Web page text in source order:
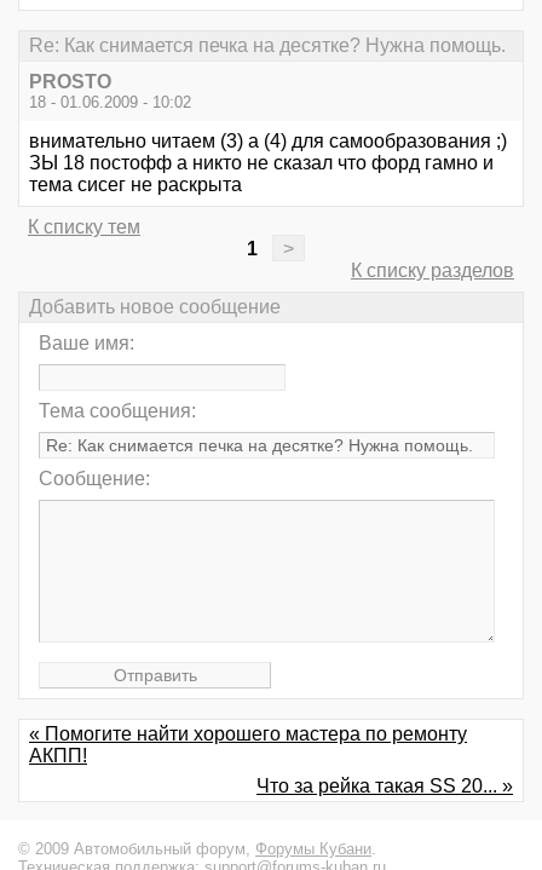
Re: Как снимается печка на десятке? Нужна помощь.
PROSTO
18 - 01.06.2009 - 10:02
внимательно читаем (3) а (4) для самообразования ;)
ЗЫ 18 постофф а никто не сказал что форд гамно и
тема сисег не раскрыта
К списку тем
1
>
К списку разделов
Добавить новое сообщение
Ваше имя:
Тема сообщения:
Сообщение:
« Помогите найти хорошего мастера по ремонту
АКПП!
Что за рейка такая SS 20... »
© 2009 Автомобильный форум, Форумы Кубани.